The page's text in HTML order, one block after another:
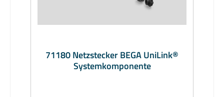
71180 Netzstecker BEGA UniLink®
Systemkomponente